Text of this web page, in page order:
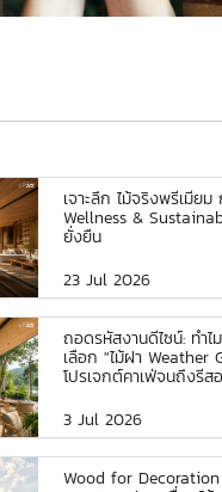
เจาะลึก ไม้จริงพรีเมี่ย
Wellness &
ยั่งยืน
23 Jul 2026
ถอดรหัสงานดีไซน์: ทำ
เลือก "ไม้ฝา Weather
โปรเจกต์คาเฟ่จนถึงรีส
3 Jul 2026
Wood for